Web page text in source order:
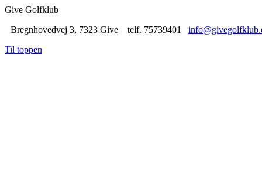
Give Golfklub
Bregnhovedvej 3, 7323 Give telf. 75739401
Til toppen